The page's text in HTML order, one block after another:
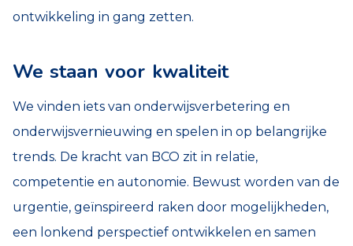
ontwikkeling in gang zetten.
We staan voor kwaliteit
We vinden iets van onderwijsverbetering en
onderwijsvernieuwing en spelen in op belangrijke
trends. De kracht van BCO zit in relatie,
competentie en autonomie. Bewust worden van de
urgentie, geïnspireerd raken door mogelijkheden,
een lonkend perspectief ontwikkelen en samen